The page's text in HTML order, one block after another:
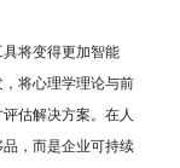
将变得更加智能
将心理学理论与前
估解决方案。在人
，而是企业可持续